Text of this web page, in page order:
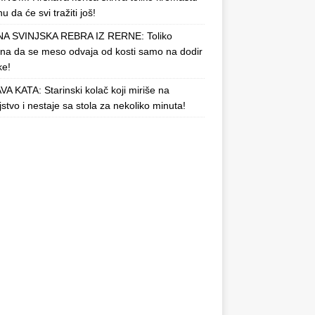
da će svi tražiti još!
SVINJSKA REBRA IZ RERNE: Toliko
da se meso odvaja od kosti samo na dodir
KATA: Starinski kolač koji miriše na
i nestaje sa stola za nekoliko minuta!